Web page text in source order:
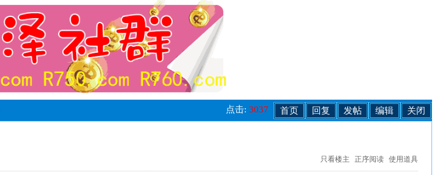
关闭
编辑
发帖
回复
首页
点击: 3037
只看楼主 正序阅读 使用道具